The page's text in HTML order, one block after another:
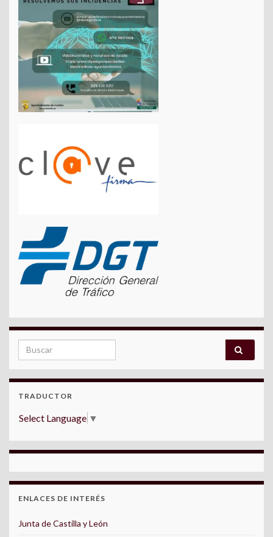
Search for:
TRADUCTOR
Select Language ▼
ENLACES DE INTERÉS
Junta de Castilla y León